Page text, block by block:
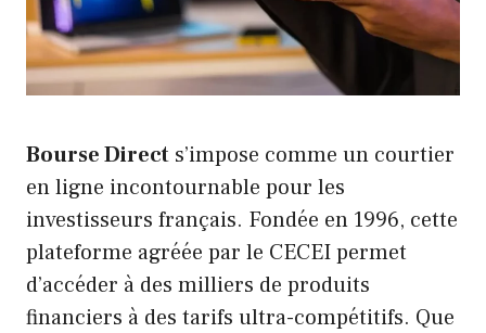
Bourse Direct s’impose comme un courtier
en ligne incontournable pour les
investisseurs français. Fondée en 1996, cette
plateforme agréée par le CECEI permet
d’accéder à des milliers de produits
financiers à des tarifs ultra-compétitifs. Que